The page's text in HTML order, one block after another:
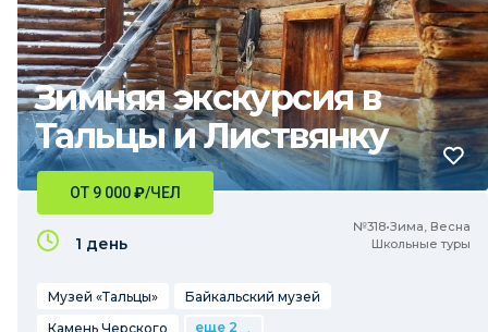
Зимняя экскурсия в
Тальцы и Листвянку
№318•Зима, Весна
Школьные туры
ОТ 9 000₽/ЧЕЛ
1 день
Музей «Тальцы»
Байкальский музей
Камень Черского
еще 2